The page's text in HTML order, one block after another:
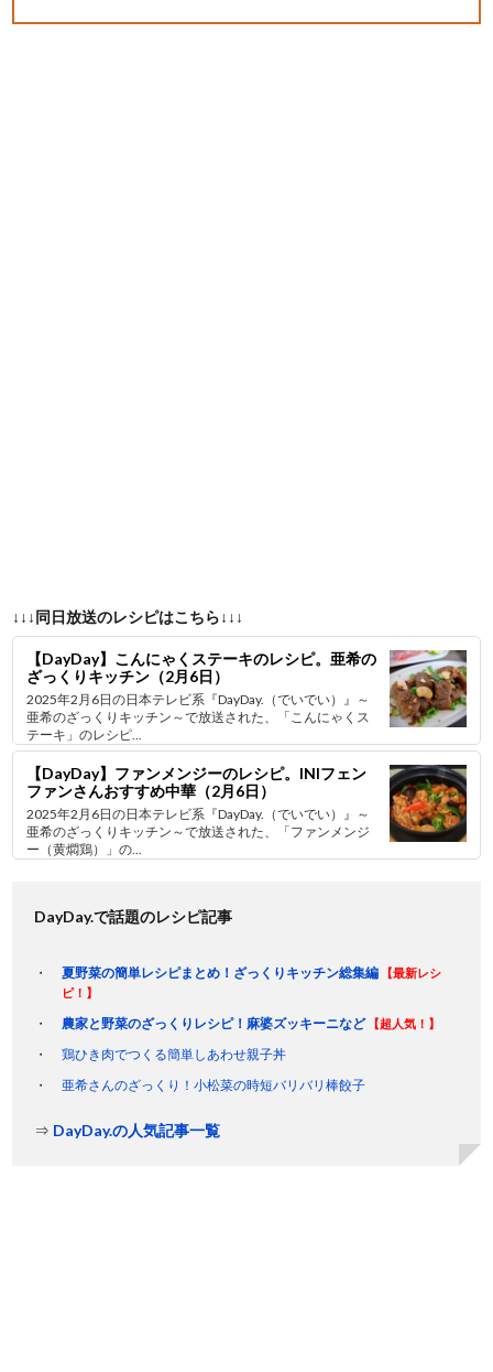
↓↓↓同日放送のレシピはこちら↓↓↓
【DayDay】こんにゃくステーキのレシピ。亜希の
ざっくりキッチン（2月6日）
2025年2月6日の日本テレビ系『DayDay.（でいでい）』～
亜希のざっくりキッチン～で放送された、「こんにゃくス
テーキ」のレシピ...
【DayDay】ファンメンジーのレシピ。INIフェン
ファンさんおすすめ中華（2月6日）
2025年2月6日の日本テレビ系『DayDay.（でいでい）』～
亜希のざっくりキッチン～で放送された、「ファンメンジ
ー（黄燜鶏）」の...
DayDay.で話題のレシピ記事
夏野菜の簡単レシピまとめ！ざっくりキッチン総集編
【最新レシ
ピ！】
農家と野菜のざっくりレシピ！麻婆ズッキーニなど 【超人気！】
鶏ひき肉でつくる簡単しあわせ親子丼
亜希さんのざっくり！小松菜の時短バリバリ棒餃子
⇒ DayDay.の人気記事一覧